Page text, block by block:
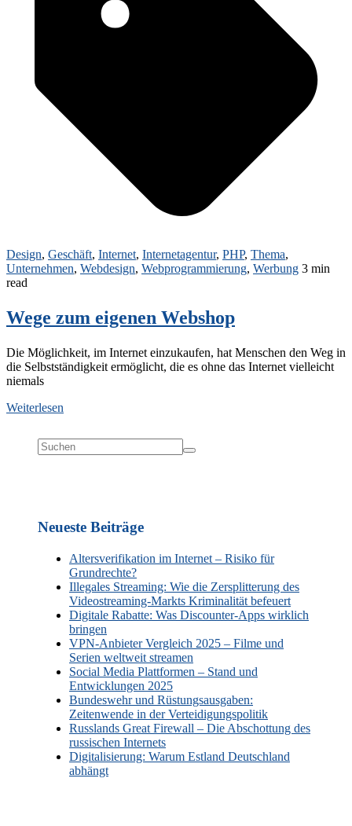
Design, Geschäft, Internet, Internetagentur, PHP, Thema,
Unternehmen, Webdesign, Webprogrammierung, Werbung 3 min
read
Wege zum eigenen Webshop
Die Möglichkeit, im Internet einzukaufen, hat Menschen den Weg in
die Selbstständigkeit ermöglicht, die es ohne das Internet vielleicht
niemals
Weiterlesen
Neueste Beiträge
Altersverifikation im Internet – Risiko für
Grundrechte?
Illegales Streaming: Wie die Zersplitterung des
Videostreaming-Markts Kriminalität befeuert
Digitale Rabatte: Was Discounter-Apps wirklich
bringen
VPN-Anbieter Vergleich 2025 – Filme und
Serien weltweit streamen
Social Media Plattformen – Stand und
Entwicklungen 2025
Bundeswehr und Rüstungsausgaben:
Zeitenwende in der Verteidigungspolitik
Russlands Great Firewall – Die Abschottung des
russischen Internets
Digitalisierung: Warum Estland Deutschland
abhängt